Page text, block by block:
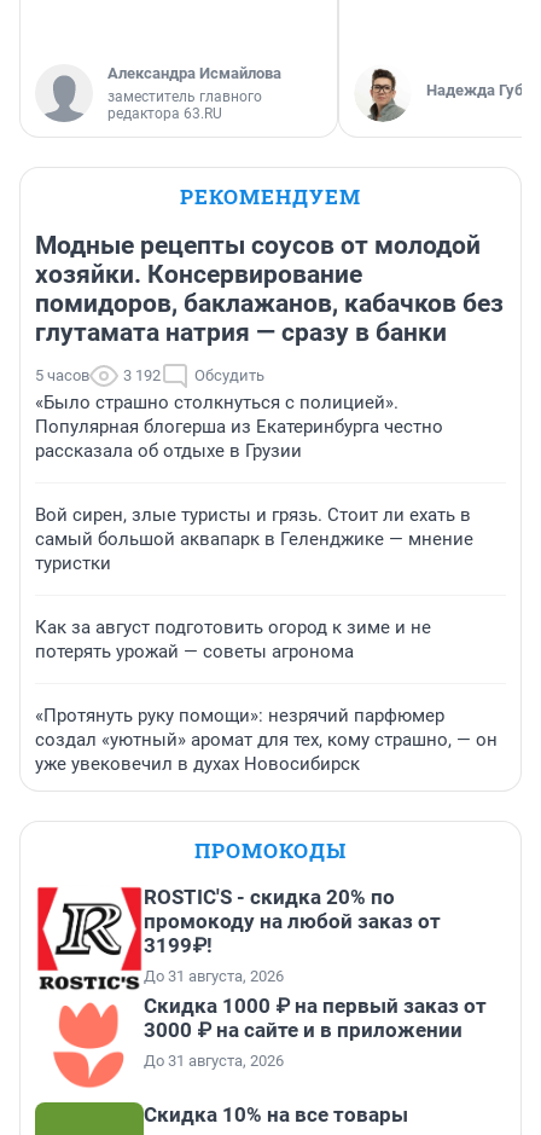
Александра Исмайлова
заместитель главного
редактора 63.RU
Надежда
РЕКОМЕНДУЕМ
Модные рецепты соусов от молодой
хозяйки. Консервирование
помидоров, баклажанов, кабачков без
глутамата натрия — сразу в банки
5 часов 3 192 Обсудить
«Было страшно столкнуться с полицией».
Популярная блогерша из Екатеринбурга честно
рассказала об отдыхе в Грузии
Вой сирен, злые туристы и грязь. Стоит ли ехать в
самый большой аквапарк в Геленджике — мнение
туристки
Как за август подготовить огород к зиме и не
потерять урожай — советы агронома
«Протянуть руку помощи»: незрячий парфюмер
создал «уютный» аромат для тех, кому страшно, — он
уже увековечил в духах Новосибирск
ПРОМОКОДЫ
ROSTIC'S - скидка 20% по
промокоду на любой заказ от
3199₽!
До 31 августа, 2026
Скидка 1000 ₽ на первый заказ от
3000 ₽ на сайте и в приложении
До 31 августа, 2026
Скидка 10% на все товары